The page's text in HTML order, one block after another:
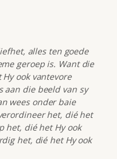
alles ten goede
geroep is. Want die
ook vantevore
aan die beeld van sy
wees onder baie
het, dié het
het, dié het Hy ook
het, dié het Hy ook